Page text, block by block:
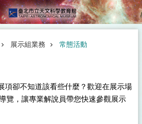
展示組業務 常態活動
項卻不知道該看些什麼？歡迎在展示場
覽，讓專業解說員帶您快速參觀展示